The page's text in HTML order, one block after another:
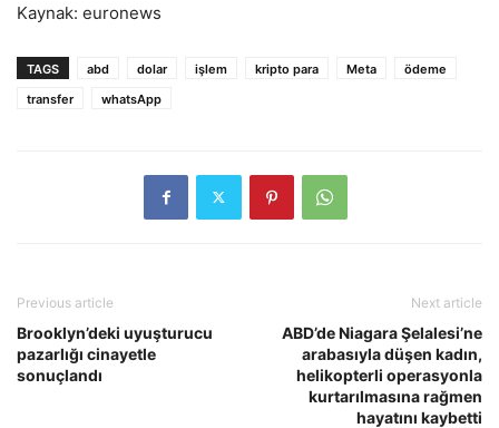
Kaynak: euronews
TAGS abd dolar işlem kripto para Meta
ödeme
transfer
whatsApp
Previous article
Brooklyn’deki uyuşturucu
pazarlığı cinayetle
sonuçlandı
Next article
ABD’de Niagara Şelalesi’ne
arabasıyla düşen kadın,
helikopterli operasyonla
kurtarılmasına rağmen
hayatını kaybetti